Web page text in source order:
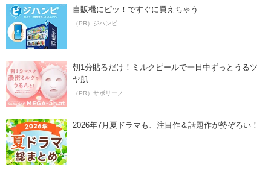
自販機にピッ！ですぐに買えちゃう
（PR）ジハンピ
朝1分貼るだけ！ミルクピールで一日中ずっとうるツ
ヤ肌
（PR）サボリーノ
2026年7月夏ドラマも、注目作＆話題作が勢ぞろい！